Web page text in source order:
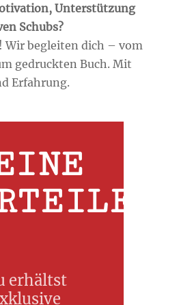
Unterstützung
Schubs?
Wir begleiten dich – vom
gedruckten Buch. Mit
Erfahrung.
erhältst